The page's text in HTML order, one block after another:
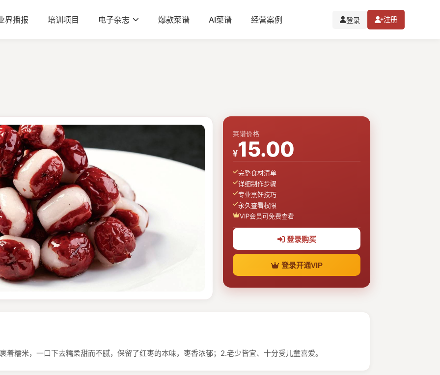
界播报 培训项目 电子杂志 爆款菜谱 AI菜谱 经营案例 登录 注册
菜谱价格
¥15.00
完整食材清单
详细制作步骤
专业烹饪技巧
永久查看权限
VIP会员可免费查看
登录购买
登录开通VIP
着糯米，一口下去糯柔甜而不腻，保留了红枣的本味，枣香浓郁；2.老少皆宜、十分受儿童喜爱。